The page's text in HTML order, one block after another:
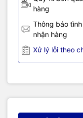
hàng
Thông báo
nhận hàng
Xử lý lỗi theo